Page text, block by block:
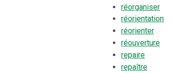
réorganiser
réorientation
réorienter
réouverture
repaire
repaître